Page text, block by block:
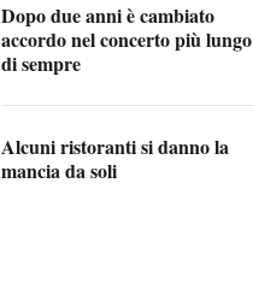
Dopo due anni è cambiato
accordo nel concerto più lungo
di sempre
Alcuni ristoranti si danno la
mancia da soli